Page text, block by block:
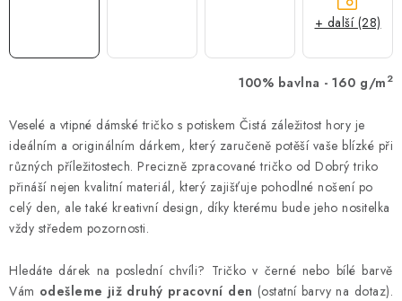
100% bavlna - 160 g/m 2
Veselé a vtipné dámské tričko s potiskem Čistá záležitost hory je
ideálním a originálním dárkem, který zaručeně potěší vaše blízké při
různých příležitostech. Precizně zpracované tričko od Dobrý triko
přináší nejen kvalitní materiál, který zajišťuje pohodlné nošení po
celý den, ale také kreativní design, díky kterému bude jeho nositelka
vždy středem pozornosti.
Hledáte dárek na poslední chvíli? Tričko v černé nebo bílé barvě
Vám odešleme již druhý pracovní den (ostatní barvy na dotaz).
+ další (28)